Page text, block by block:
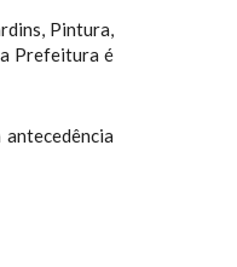
Pintura,
Prefeitura é